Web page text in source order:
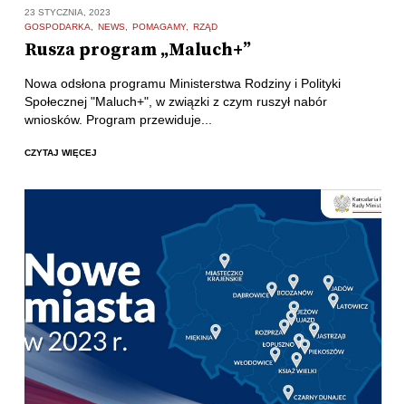
23 STYCZNIA, 2023
GOSPODARKA
NEWS POMAGAMY RZĄD
Rusza program „Maluch+”
Nowa odsłona programu Ministerstwa Rodziny i Polityki
Społecznej "Maluch+", w związki z czym ruszył nabór
wniosków. Program przewiduje...
CZYTAJ WIĘCEJ